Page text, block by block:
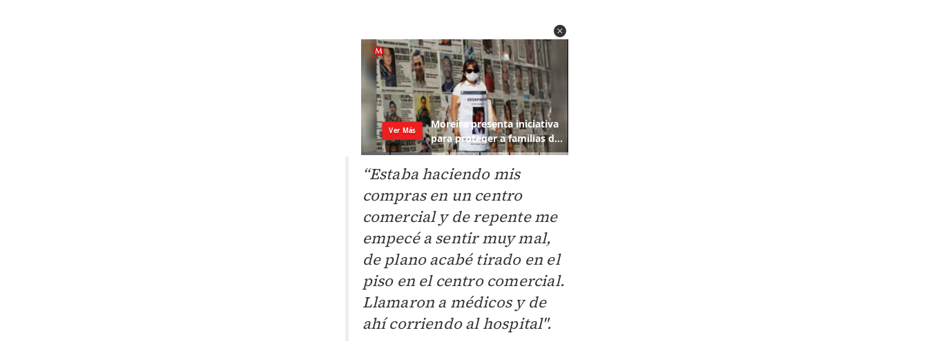
“Estaba haciendo mis
compras en un centro
comercial y de repente me
empecé a sentir muy mal,
de plano acabé tirado en el
piso en el centro comercial.
Llamaron a médicos y de
ahí corriendo al hospital".